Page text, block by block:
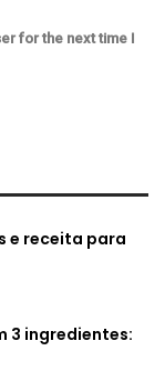
for the next time I
e receita para
3 ingredientes: